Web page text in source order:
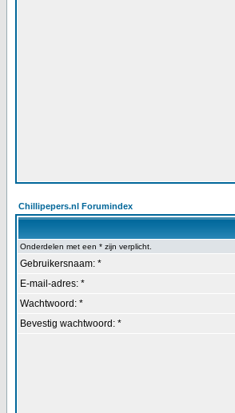
Chillipepers.nl Forumindex
Onderdelen met een * zijn verplicht.
Gebruikersnaam: *
E-mail-adres: *
Wachtwoord: *
Bevestig wachtwoord: *